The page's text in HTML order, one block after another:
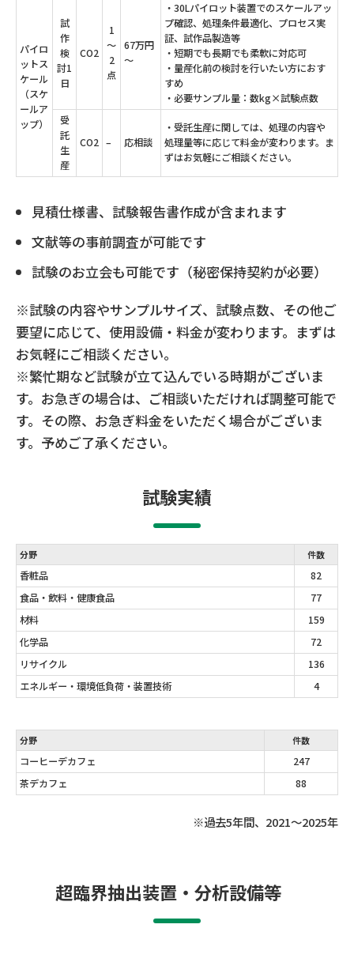
パイロ
ットス
ケール
（スケ
ールア
ップ）
試
作
検
討1
日
CO2
1
～
2
点
67万円
～
・30Lパイロット装置でのスケールアッ
プ確認、処理条件最適化、 プロセス実
証、試作品製造等
・短期でも長期でも柔軟に対応可
・量産化前の検討を行いたい方におす
すめ
・必要サンプル量：数kg×試験点数
受
託
生
産
CO2 – 応相談
・受託生産に関しては、処理の内容や
処理量等に応じて料金が変わります。 ま
ずはお気軽にご相談ください。
見積仕様書、試験報告書作成が含まれます
文献等の事前調査が可能です
試験のお立会も可能です（秘密保持契約が必要）
※試験の内容やサンプルサイズ、試験点数、その他ご
要望に応じて、使用設備・料金が変わります。まずは
お気軽にご相談ください。
※繁忙期など試験が立て込んでいる時期がございま
す。お急ぎの場合は、ご相談いただければ調整可能で
す。その際、お急ぎ料金をいただく場合がございま
す。予めご了承ください。
試験実績
分野 件数
香粧品
82
食品・飲料・健康食品
77
材料
159
化学品
72
リサイクル
136
エネルギー・環境低負荷・装置技術
4
分野 件数
コーヒーデカフェ
247
茶デカフェ
88
※過去5年間、2021～2025年
超臨界抽出装置・分析設備等